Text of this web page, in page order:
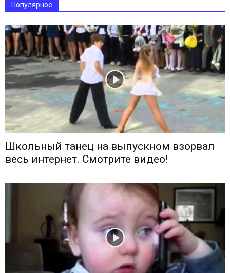
Популярное
Школьный танец на выпускном взорвал
весь интернет. Смотрите видео!